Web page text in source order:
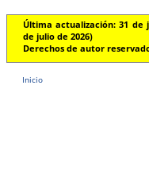
Última actualización: 31 de
de julio de 2026)
Derechos de autor
Inicio